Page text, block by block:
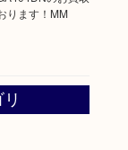
ります！MM